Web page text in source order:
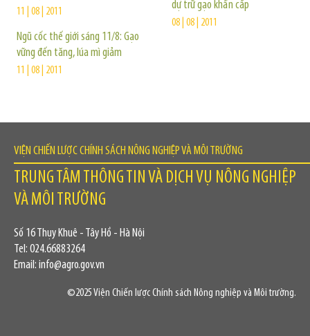
11 | 08 | 2011
Ngũ cốc thế giới sáng 11/8: Gạo
vững đến tăng, lúa mì giảm
11 | 08 | 2011
dự trữ gạo khẩn cấp
08 | 08 | 2011
VIỆN CHIẾN LƯỢC CHÍNH SÁCH NÔNG NGHIỆP VÀ MÔI TRƯỜNG
TRUNG TÂM THÔNG TIN VÀ DỊCH VỤ NÔNG NGHIỆP
VÀ MÔI TRƯỜNG
Số 16 Thụy Khuê - Tây Hồ - Hà Nội
Tel: 024.66883264
Email: info@agro.gov.vn
©2025 Viện Chiến lược Chính sách Nông nghiệp và Môi trường.